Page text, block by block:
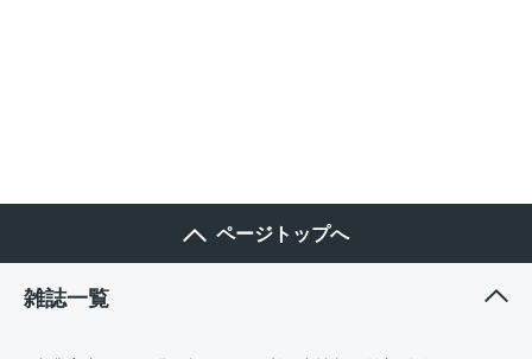
ページトップへ
雑誌一覧